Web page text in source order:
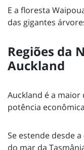
E a floresta
das gigantes
Regiões da
Auckland
Auckland é a maior
potência
Se estende desde
do mar da